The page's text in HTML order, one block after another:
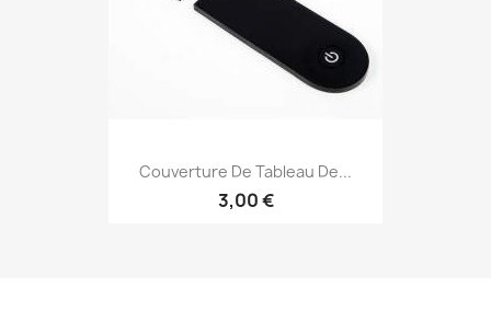
Couverture De Tableau De...
3,00 €